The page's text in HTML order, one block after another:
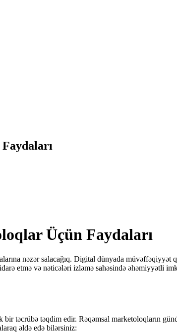
Üçün Faydaları
nəzər salacağıq. Digital dünyada
etmə və nəticələri izləmə sahəsində əhəmiyyətli
təcrübə təqdim edir. Rəqəmsal marketoloqların
əldə edə bilərsiniz: